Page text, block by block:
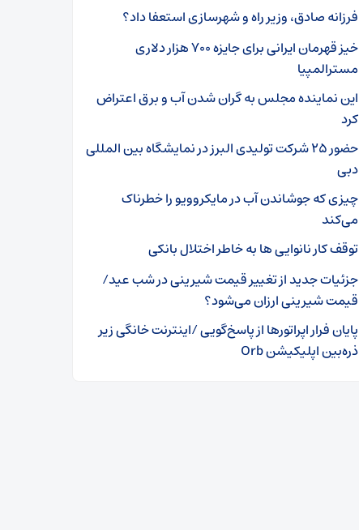
فرزانه صادق، وزیر راه و شهرسازی استعفا داد؟
خیز قهرمان ایرانی برای جایزه ۷۰۰ هزار دلاری
مسترالمپیا
این نماینده مجلس به گران شدن آب و برق اعتراض
کرد
حضور ۲۵ شرکت تولیدی البرز در نمایشگاه بین المللی
دبی
چیزی که جوشاندن آب در مایکروویو را خطرناک
می‌کند
توقف کار نانوایی ها به خاطر اختلال بانکی
جزئیات جدید از تغییر قیمت شیرینی در شب عید/
قیمت شیرینی ارزان می‌شود؟
پایان فرار اپراتورها از پاسخ‌گویی /اینترنت خانگی زیر
ذره‌بین اپلیکیشن Orb